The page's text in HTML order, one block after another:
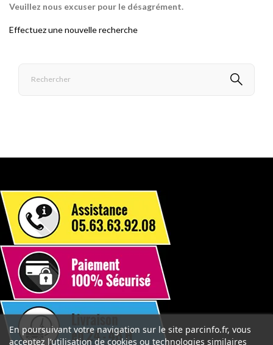
Veuillez nous excuser pour le désagrément.
Effectuez une nouvelle recherche
En poursuivant votre navigation sur le site parcinfo.fr, vous
acceptez l’utilisation de cookies ou technologies similaires